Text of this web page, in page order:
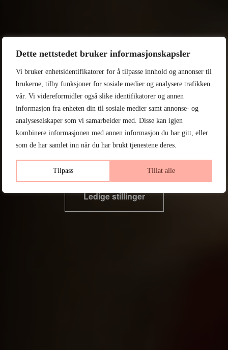
Dette nettstedet bruker informasjonskapsler
Vi bruker enhetsidentifikatorer for å tilpasse innhold og annonser til
brukerne, tilby funksjoner for sosiale medier og analysere trafikken
vår. Vi videreformidler også slike identifikatorer og annen
informasjon fra enheten din til sosiale medier samt annonse- og
analyseselskaper som vi samarbeider med. Disse kan igjen
kombinere informasjonen med annen informasjon du har gitt, eller
som de har samlet inn når du har brukt tjenestene deres.
Tilpass Tillat alle
Forretningssystem
Webutvikling
Utvikling & Integrasjon
Arbeidsordresystem
Microsoft Solutions Partner
IT
Kjøretøytjenester
Telefoni, sentralbord & mobil
Copy & Print
Jobb hos oss
evolvit, her vokser både
mennesker og system.
Hos evolvit ser vi IT som et verktøy for langsiktig
vekst, både for kundene våre og for deg som
medarbeider. Du er med på å skape verdiskapende IT
løsninger som frigjør tid, skaper trygghet og driver
mulighet til å utvikle deg og vokse i rollen din.
Ledige stillinger